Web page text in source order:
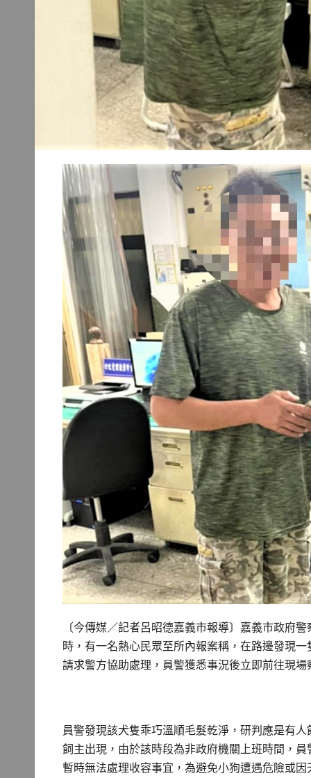
〔今傳媒／記者呂昭德嘉義市報導〕嘉義市政府
時，有一名熱心民眾至所內報案稱，在路邊發現
請求警方協助處理，員警獲悉事況後立即前往現場
員警發現該犬隻乖巧溫順毛髮乾淨，研判應是有
飼主出現，由於該時段為非政府機關上班時間，
暫時無法處理收容事宜，為避免小狗遭遇危險或